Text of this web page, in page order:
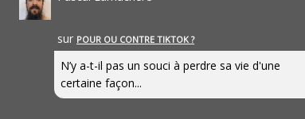
sur POUR OU CONTRE TIKTOK ?
N’y a-t-il pas un souci à perdre sa vie d'une
certaine façon...